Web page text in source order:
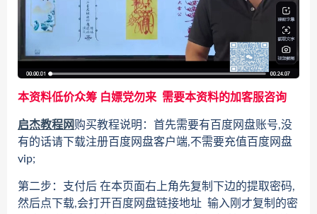
本资料低价众筹 白嫖党勿来 需要本资料的加客服咨询
启杰教程网购买教程说明：首先需要有百度网盘账号,没
有的话请下载注册百度网盘客户端,不需要充值百度网盘
vip;
第二步：支付后 在本页面右上角先复制下边的提取密码,
然后点下载,会打开百度网盘链接地址 输入刚才复制的密